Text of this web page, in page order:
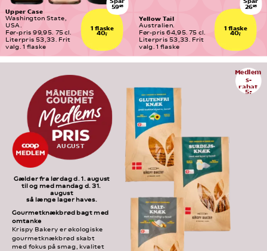
Upper Case
Washington State,
USA.
Før-pris 99,95. 75 cl.
Literpris 53,33. Frit
valg. 1 flaske
1 flaske
40,-
5995
Yellow Tail
Australien.
Før-pris 64,95. 75 cl.
Literpris 53,33. Frit
valg. 1 flaske
1 flaske
40,-
2695
Medlem
s-
rabat
5,-
AUGUST
Gælder fra lørdag d. 1. august
til og med mandag d. 31.
august
så længe lager haves.
Gourmetknækbrød bagt med
omtanke
Krispy Bakery er økologiske
gourmetknækbrød skabt
med fokus på smag, kvalitet